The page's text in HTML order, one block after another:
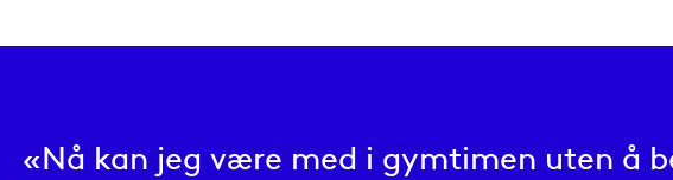
«Nå kan jeg være med i gymtimen uten å